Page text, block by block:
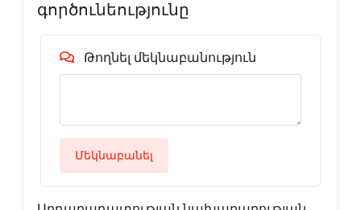
գործունեությունը
Թողնել մեկնաբանություն
Մեկնաբանել